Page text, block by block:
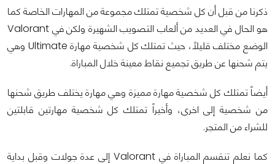
ذكرنا من قبل أن كل شخصية تمتلك مجموعة من المهارات الخاصة كما
هو الحال في العديد من ألعاب التصويب الشهيرة ولكن في Valorant
الوضع مختلف قليلاً، حيث تمتلك كل شخصية مهارة Ultimate وهي
يتم شحنها عن طريق تجميع نقاط معينة خلال المباراة.
أيضاً تمتلك كل شخصية مهارة مميزة وهي مهارة يختلف طريق شحنها
من شخصية إلى اخرى، وأخيراً تمتلك كل شخصية مهارتين قابلتين
للشراء من المتجر.
كما نعلم تنقسم المباراة في Valorant إلى عدة جولات وقبل بداية